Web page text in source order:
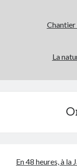
Chantier
La
En 48 heures, à la